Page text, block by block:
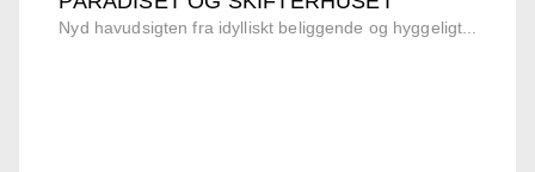
Nyd havudsigten fra idylliskt beliggende og hyggeligt...